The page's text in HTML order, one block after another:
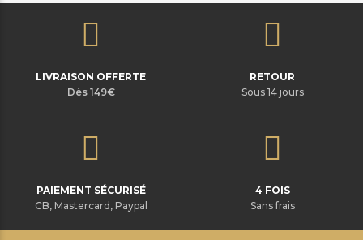
LIVRAISON OFFERTE
Dès 149€
RETOUR
Sous 14 jours
PAIEMENT SÉCURISÉ
CB, Mastercard, Paypal
4 FOIS
Sans frais